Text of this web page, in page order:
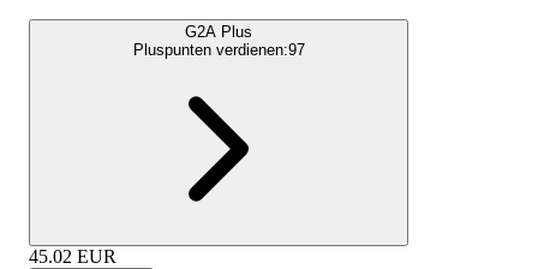
G2A Plus
Pluspunten verdienen:97
45.02 EUR